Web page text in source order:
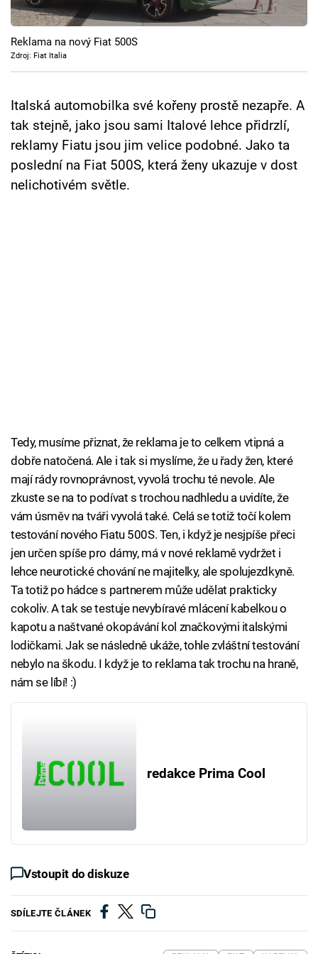
Cool Esport
Pořady
Sledujte prima+
Přihlášení
Reklama na nový Fiat 500S
Zdroj: Fiat Italia
Italská automobilka své kořeny prostě nezapře. A
tak stejně, jako jsou sami Italové lehce přidrzlí,
reklamy Fiatu jsou jim velice podobné. Jako ta
poslední na Fiat 500S, která ženy ukazuje v dost
nelichotivém světle.
Tedy, musíme přiznat, že reklama je to celkem vtipná a
dobře natočená. Ale i tak si myslíme, že u řady žen, které
mají rády rovnoprávnost, vyvolá trochu té nevole. Ale
zkuste se na to podívat s trochou nadhledu a uvidíte, že
vám úsměv na tváři vyvolá také. Celá se totiž točí kolem
testování nového Fiatu 500S. Ten, i když je nesjpíše přeci
jen určen spíše pro dámy, má v nové reklamě vydržet i
lehce neurotické chování ne majitelky, ale spolujezdkyně.
Ta totiž po hádce s partnerem může udělat prakticky
cokoliv. A tak se testuje nevybíravé mlácení kabelkou o
kapotu a naštvané okopávání kol značkovými italskými
lodičkami. Jak se následně ukáže, tohle zvláštní testování
nebylo na škodu. I když je to reklama tak trochu na hraně,
nám se líbí! :)
redakce Prima Cool
Vstoupit do diskuze
SDÍLEJTE ČLÁNEK